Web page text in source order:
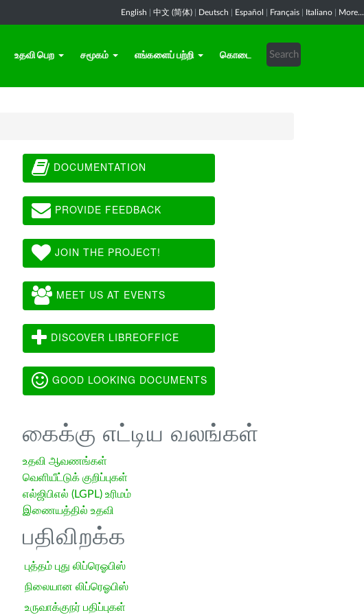
English 中文 (简体) Deutsch Español Français Italiano More...
உதவி பெற சமூகம் எங்களைப் பற்றி கொடை
DOCUMENTATION
PROVIDE FEEDBACK
JOIN THE PROJECT!
MEET US AT EVENTS
DISCOVER LIBREOFFICE
GOOD LOOKING DOCUMENTS
கைக்கு எட்டிய வலங்கள்
உதவி ஆவணங்கள்
வெளியீட்டுக் குறிப்புகள்
எல்ஜிபிஎல் (LGPL) உரிமம்
இணையத்தில் உதவி
பதிவிறக்க
புத்தம் புது லிப்ரெஓபிஸ்
நிலையான லிப்ரெஓபிஸ்
உருவாக்குநர் பதிப்புகள்